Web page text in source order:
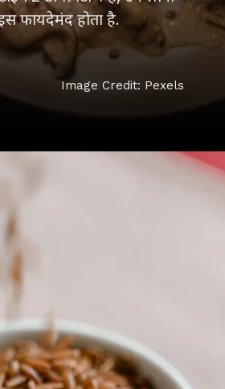
फायदेमंद होता है.
Image Credit: Pexels